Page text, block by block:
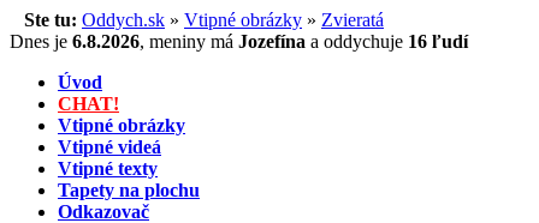
Ste tu: Oddych.sk » Vtipné obrázky » Zvieratá
Dnes je 6.8.2026, meniny má Jozefína a oddychuje 16 ľudí
Úvod
CHAT!
Vtipné obrázky
Vtipné videá
Vtipné texty
Tapety na plochu
Odkazovač